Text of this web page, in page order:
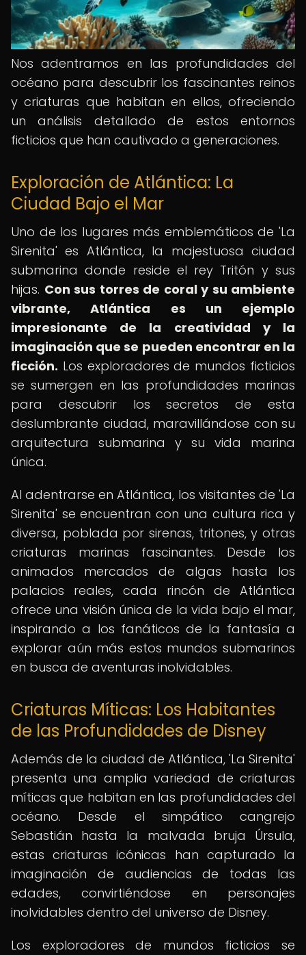
Nos adentramos en las profundidades del
océano para descubrir los fascinantes reinos
y criaturas que habitan en ellos, ofreciendo
un análisis detallado de estos entornos
ficticios que han cautivado a generaciones.
Exploración de Atlántica: La
Ciudad Bajo el Mar
Uno de los lugares más emblemáticos de 'La
Sirenita' es Atlántica, la majestuosa ciudad
submarina donde reside el rey Tritón y sus
hijas. Con sus torres de coral y su ambiente
vibrante, Atlántica es un ejemplo
impresionante de la creatividad y la
imaginación que se pueden encontrar en la
ficción. Los exploradores de mundos ficticios
se sumergen en las profundidades marinas
para descubrir los secretos de esta
deslumbrante ciudad, maravillándose con su
arquitectura submarina y su vida marina
única.
Al adentrarse en Atlántica, los visitantes de 'La
Sirenita' se encuentran con una cultura rica y
diversa, poblada por sirenas, tritones, y otras
criaturas marinas fascinantes. Desde los
animados mercados de algas hasta los
palacios reales, cada rincón de Atlántica
ofrece una visión única de la vida bajo el mar,
inspirando a los fanáticos de la fantasía a
explorar aún más estos mundos submarinos
en busca de aventuras inolvidables.
Criaturas Míticas: Los Habitantes
de las Profundidades de Disney
Además de la ciudad de Atlántica, 'La Sirenita'
presenta una amplia variedad de criaturas
míticas que habitan en las profundidades del
océano. Desde el simpático cangrejo
Sebastián hasta la malvada bruja Úrsula,
estas criaturas icónicas han capturado la
imaginación de audiencias de todas las
edades, convirtiéndose en personajes
inolvidables dentro del universo de Disney.
Los exploradores de mundos ficticios se